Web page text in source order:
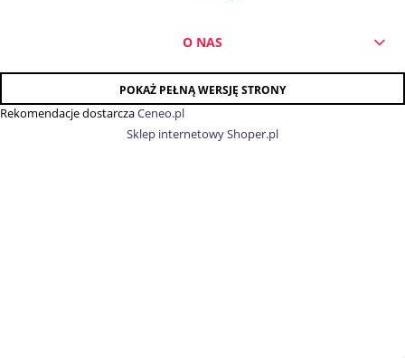
O NAS
POKAŻ PEŁNĄ WERSJĘ STRONY
Rekomendacje dostarczaCeneo.pl
Sklep internetowy Shoper.pl